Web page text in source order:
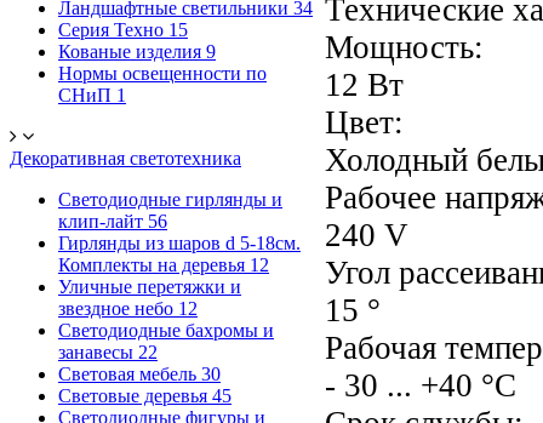
Ландшафтные светильники 34
Серия Техно 15
Кованые изделия 9
Нормы освещенности по
СНиП 1
Декоративная светотехника
Светодиодные гирлянды и
клип-лайт 56
Гирлянды из шаров d 5-18cм.
Комплекты на деревья 12
Уличные перетяжки и
звездное небо 12
Светодиодные бахромы и
занавесы 22
Световая мебель 30
Световые деревья 45
Светодиодные фигуры и
Технические
Мощность:
12 Вт
Цвет:
Холодный
Рабочее
240 V
Угол
15 °
Рабочая
- 30 ... +40 °C